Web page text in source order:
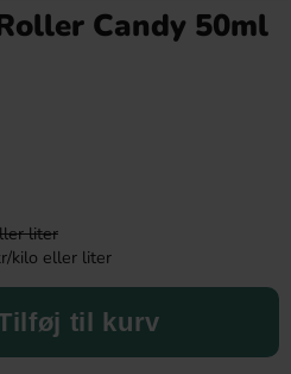
Candy 50ml
liter
kilo eller liter
til kurv